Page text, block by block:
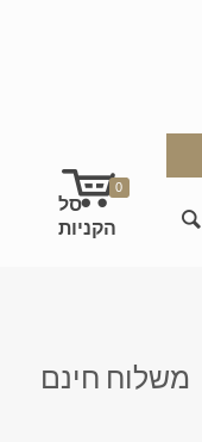
0
משלוח חינם